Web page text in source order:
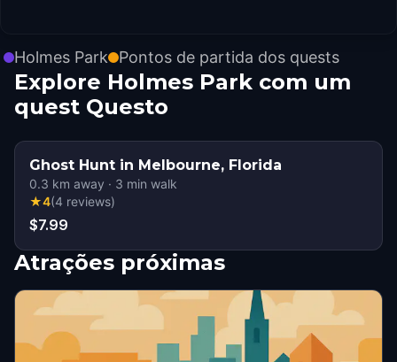
Holmes Park Pontos de partida dos quests
Explore Holmes Park com um
quest Questo
Ghost Hunt in Melbourne, Florida
0.3 km away · 3 min walk
★4(4 reviews)
$7.99
Atrações próximas